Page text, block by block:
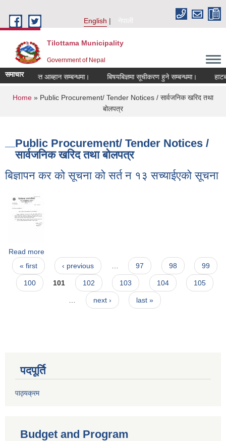
English
नेपाली
Tilottama Municipality
Government of Nepal
समाचार
दरखास्त आब्हान सम्बन्धमा। बिषयबिज्ञमा सूचीकरण हुने सम्बन्धमा। हाटबजार
You are here
Home » Public Procurement/ Tender Notices / सार्वजनिक खरिद तथा
बोलपत्र
Public Procurement/ Tender Notices /
सार्वजनिक खरिद तथा बोलपत्र
बिज्ञापन कर को सूचना को सर्त न १३ सच्याईएको सूचना
Read more
Pages
« first ‹ previous … 97 98 99
100 101 102 103 104 105
… next › last »
पदपूर्ति
पाठ्यक्रम
Budget and Program